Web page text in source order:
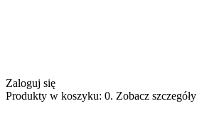
Zaloguj się
Produkty w koszyku: 0. Zobacz szczegóły